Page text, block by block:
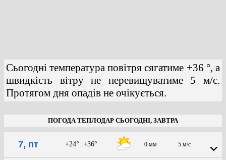
Сьогодні температура повітря сягатиме +36 °, а
швидкість вітру не перевищуватиме 5 м/с.
Протягом дня опадів не очікується.
ПОГОДА ТЕПЛОДАР СЬОГОДНІ, ЗАВТРА
7, пт +24°..+36° 0 мм 5 м/с